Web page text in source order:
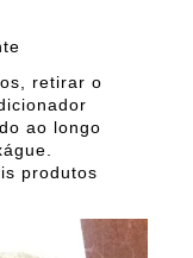
retirar o
ao longo
produtos